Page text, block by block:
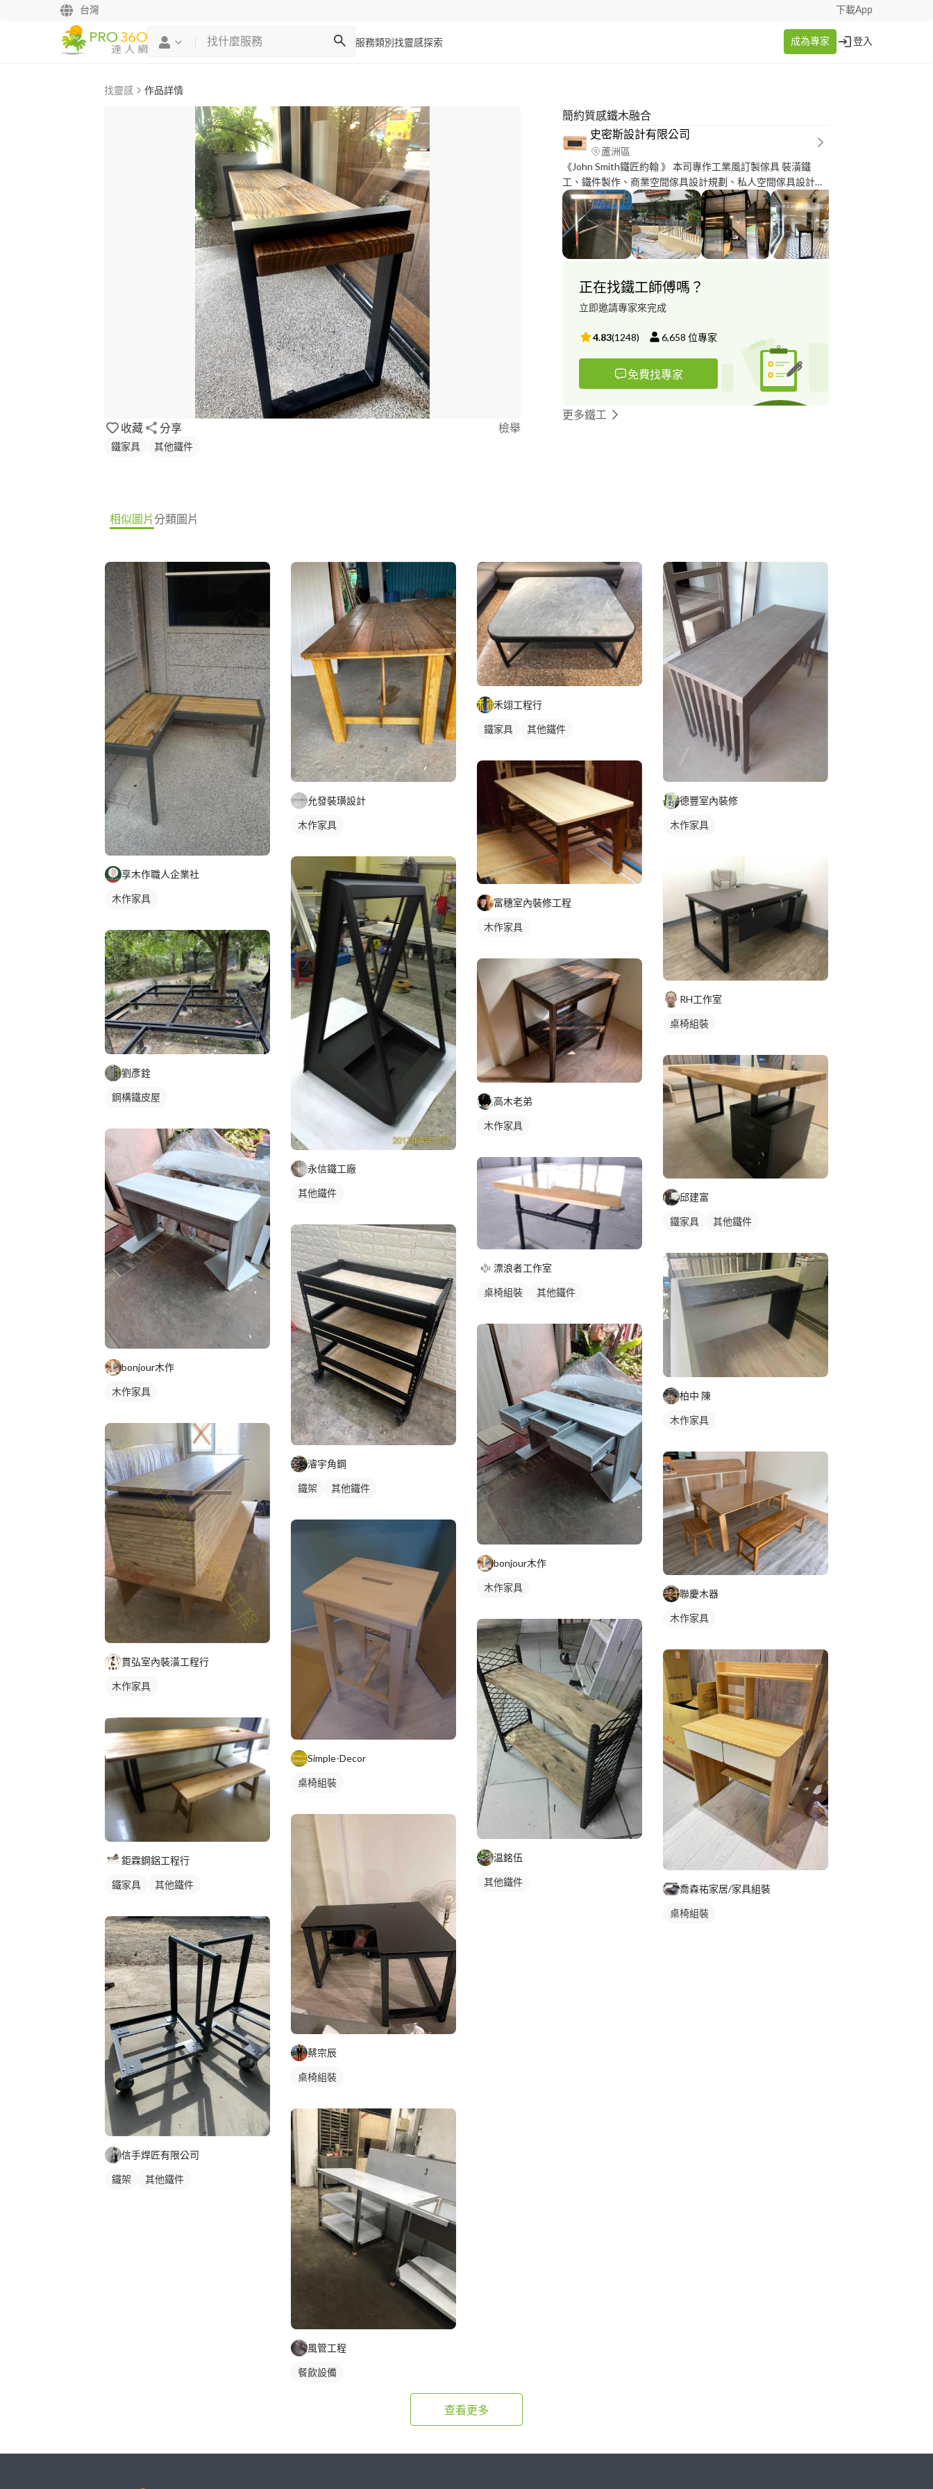
台灣 下載App
服務類別 找靈感探索 成為專家 登入
找靈感 作品詳情
收藏 分享 檢舉
鐵家具 其他鐵件
簡約質感鐵木融合
史密斯設計有限公司
蘆洲區
《John Smith鐵匠約翰 》 本司專作工業風訂製傢具 裝潢鐵
工、鐵件製作、商業空間傢具設計規劃、私人空間傢具設計規
劃，歡迎私詢詢問報價～
正在找鐵工師傅嗎？
立即邀請專家來完成
4.83(1248) 6,658 位專家
免費找專家
更多鐵工
相似圖片分類圖片
享木作職人企業社
木作家具
劉彥銓
鋼構鐵皮屋
bonjour木作
木作家具
貫弘室內裝潢工程行
木作家具
鉅霖鋼鋁工程行
鐵家具 其他鐵件
信手焊匠有限公司
鐵架 其他鐵件
允發裝璜設計
木作家具
永信鐵工廠
其他鐵件
濬宇角鋼
鐵架 其他鐵件
Simple-Decor
桌椅組裝
蔡宗辰
桌椅組裝
風管工程
餐飲設備
禾翊工程行
鐵家具 其他鐵件
富穗室內裝修工程
木作家具
高木老弟
木作家具
漂浪者工作室
桌椅組裝 其他鐵件
bonjour木作
木作家具
温銘伍
其他鐵件
德豐室內裝修
木作家具
RH工作室
桌椅組裝
邱建富
鐵家具 其他鐵件
柏中 陳
木作家具
聯慶木器
木作家具
喬森祐家居/家具組裝
桌椅組裝
查看更多